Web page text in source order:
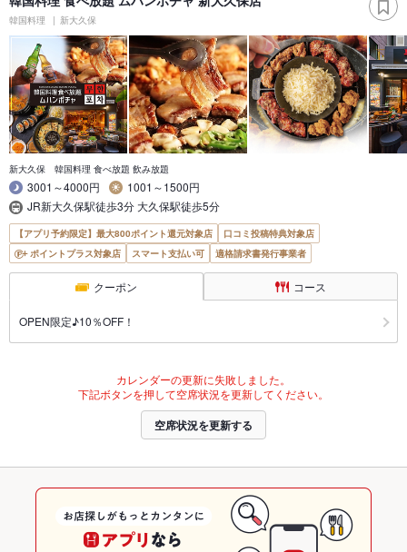
韓国料理 新大久保
新大久保 韓国料理 食べ放題 飲み放題
3001～4000円
1001～1500円
JR新大久保駅徒歩3分 大久保駅徒歩5分
【アプリ予約限定】最大800ポイント還元対象店
口コミ投稿特典対象店
ポイントプラス対象店
スマート支払い可 適格請求書発行事業者
クーポン コース
OPEN限定♪10％OFF！
カレンダーの更新に失敗しました。
下記ボタンを押して空席状況を更新してください。
空席状況を更新する